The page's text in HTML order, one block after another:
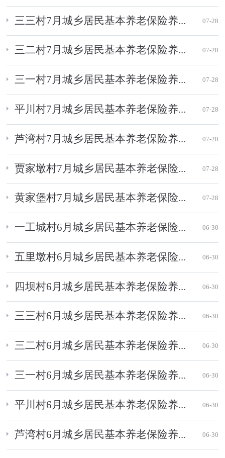
三三村7月城乡居民基本养老保险养... 07-28
三二村7月城乡居民基本养老保险养... 07-28
三一村7月城乡居民基本养老保险养... 07-28
平川村7月城乡居民基本养老保险养... 07-28
芦湾村7月城乡居民基本养老保险养... 07-28
贾家墩村7月城乡居民基本养老保险... 07-28
黄家堡村7月城乡居民基本养老保险... 07-28
一工城村6月城乡居民基本养老保险... 06-30
五里墩村6月城乡居民基本养老保险... 06-30
四坝村6月城乡居民基本养老保险养... 06-30
三三村6月城乡居民基本养老保险养... 06-30
三二村6月城乡居民基本养老保险养... 06-30
三一村6月城乡居民基本养老保险养... 06-30
平川村6月城乡居民基本养老保险养... 06-30
芦湾村6月城乡居民基本养老保险养... 06-30